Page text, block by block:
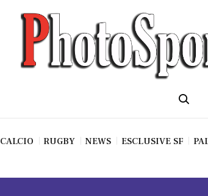
CALCIO RUGBY NEWS ESCLUSIVE SF